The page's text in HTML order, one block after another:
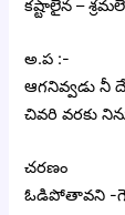
కష్టాలైన –
అ.ప :-
ఆగనివ్వడు నీ
చివరి వరకు
చరణం
ఓడిపోతావని -